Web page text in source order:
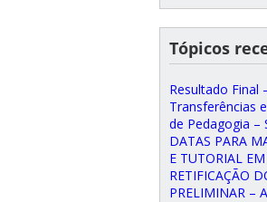
Tópicos
Resultado Final
Transferências
de Pedagogia –
DATAS PARA
E TUTORIAL
RETIFICAÇÃO
PRELIMINAR –